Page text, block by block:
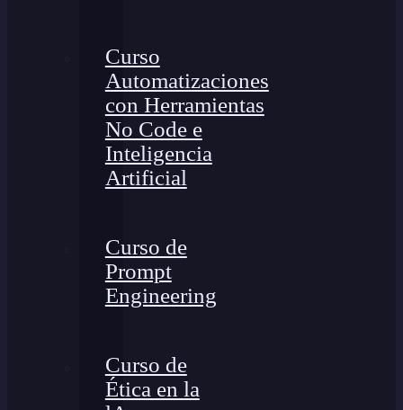
Curso
Automatizaciones
con Herramientas
No Code e
Inteligencia
Artificial
Curso de
Prompt
Engineering
Curso de
Ética en la